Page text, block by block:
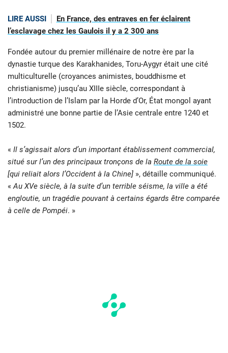
LIRE AUSSI
En France, des entraves en fer éclairent
l’esclavage chez les Gaulois il y a 2 300 ans
Fondée autour du premier millénaire de notre ère par la
dynastie turque des Karakhanides, Toru-Aygyr était une cité
multiculturelle (croyances animistes, bouddhisme et
christianisme) jusqu’au XIIIe siècle, correspondant à
l’introduction de l’Islam par la Horde d’Or, État mongol ayant
administré une bonne partie de l’Asie centrale entre 1240 et
1502.
« Il s’agissait alors d’un important établissement commercial,
situé sur l’un des principaux tronçons de la Route de la soie
[qui reliait alors l’Occident à la Chine] », détaille communiqué.
«Au XVe siècle, à la suite d’un terrible séisme, la ville a été
engloutie, un tragédie pouvant à certains égards être comparée
à celle de Pompéi. »